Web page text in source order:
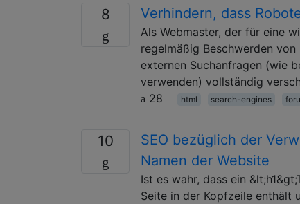
8 Verhindern, dass
Als Webmaster, der für eine
regelmäßig Beschwerden
externen Suchanfragen (wie
verwenden) vollständig
28
html search-engines
10
SEO bezüglich der
Namen der Website
Ist es wahr, dass ein
Seite in der Kopfzeile enthält